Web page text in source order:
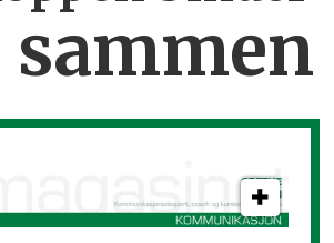
sammen